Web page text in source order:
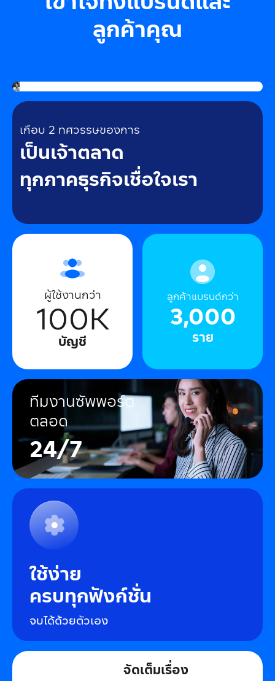
ลูกค้าคุณ
เกือบ 2 ทศวรรษของการ
เป็นเจ้าตลาด
ทุกภาคธุรกิจเชื่อใจเรา
ผู้ใช้งานกว่า
100K
บัญชี
ลูกค้าแบรนด์กว่า
3,000
ราย
ทีมงานซัพพอร์ต
ตลอด
24/7
ใช้ง่าย
ครบทุกฟังก์ชั่น
จบได้ด้วยตัวเอง
จัดเต็มเรื่อง